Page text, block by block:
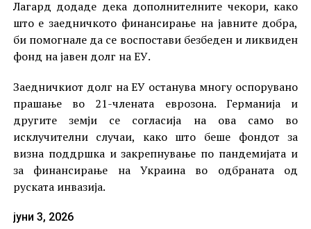
Лагард додаде дека дополнителните чекори, како
што е заедничкото финансирање на јавните добра,
би помогнале да се воспостави безбеден и ликвиден
фонд на јавен долг на ЕУ.
Заедничкиот долг на ЕУ останува многу оспорувано
прашање во 21-члената еврозона. Германија и
другите земји се согласија на ова само во
исклучителни случаи, како што беше фондот за
визна поддршка и закрепнување по пандемијата и
за финансирање на Украина во одбраната од
руската инвазија.
јуни 3, 2026